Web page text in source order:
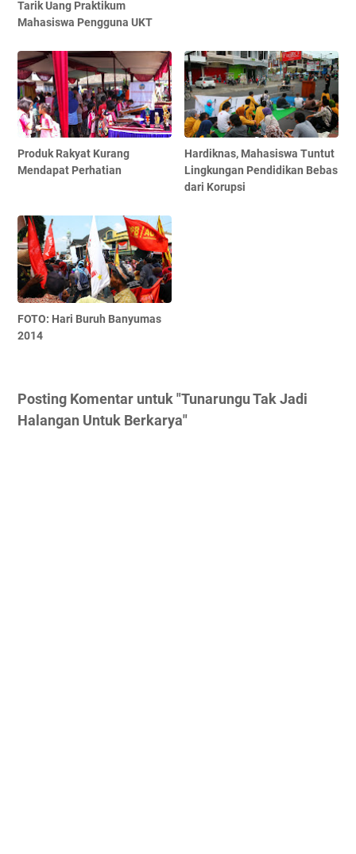
Tarik Uang Praktikum
Mahasiswa Pengguna UKT
Produk Rakyat Kurang
Mendapat Perhatian
Hardiknas, Mahasiswa Tuntut
Lingkungan Pendidikan Bebas
dari Korupsi
FOTO: Hari Buruh Banyumas
2014
Posting Komentar untuk "Tunarungu Tak Jadi
Halangan Untuk Berkarya"